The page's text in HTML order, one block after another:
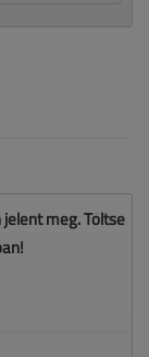
meg. Töltse